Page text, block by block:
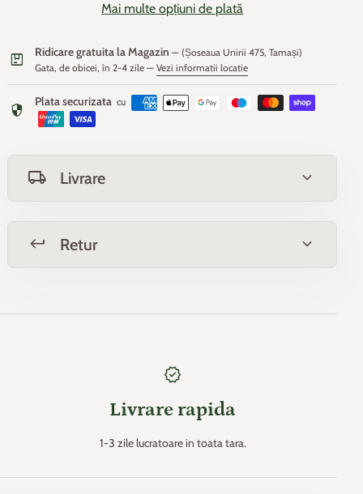
Mai multe opțiuni de plată
package Ridicare gratuita la Magazin — (Șoseaua Unirii 475, Tamași)
Gata, de obicei, în 2-4 zile —Vezi informatii locatie
security Plata securizata cu
local_shipping Livrare expand_more
keyboard_return Retur expand_more
new_releases
Livrare rapida
1-3 zile lucratoare in toata tara.